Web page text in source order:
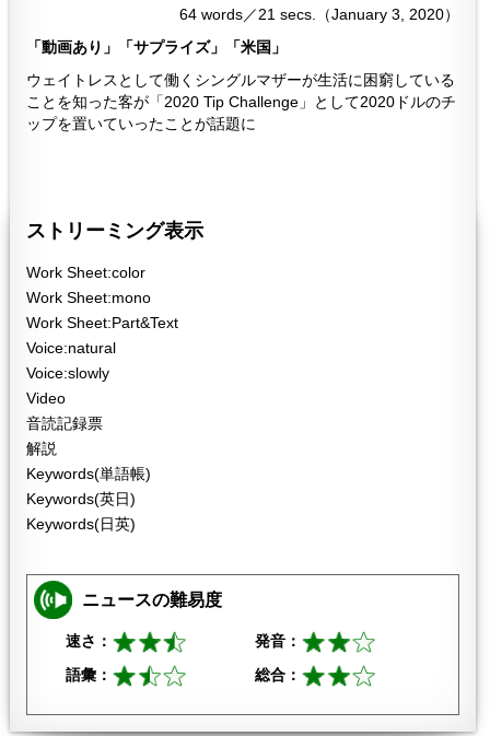
64 words／21 secs.（January 3, 2020）
「動画あり」「サプライズ」「米国」
ウェイトレスとして働くシングルマザーが生活に困窮している
ことを知った客が「2020 Tip Challenge」として2020ドルのチ
ップを置いていったことが話題に
ストリーミング表示
Work Sheet:color
Work Sheet:mono
Work Sheet:Part&Text
Voice:natural
Voice:slowly
Video
音読記録票
解説
Keywords(単語帳)
Keywords(英日)
Keywords(日英)
ニュースの難易度
速さ：
発音：
語彙：
総合：